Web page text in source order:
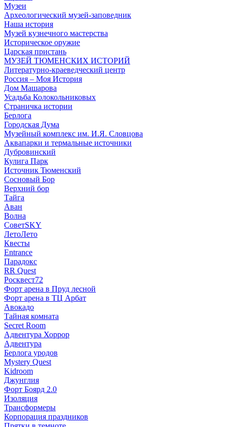
Музеи
Археологический музей-заповедник
Наша история
Музей кузнечного мастерства
Историческое оружие
Царская пристань
МУЗЕЙ ТЮМЕНСКИХ ИСТОРИЙ
Литературно-краеведческий центр
Россия – Моя История
Дом Машарова
Усадьба Колокольниковых
Страничка истории
Берлога
Городская Дума
Музейный комплекс им. И.Я. Словцова
Аквапарки и термальные источники
Дубровинский
Кулига Парк
Источник Тюменский
Сосновый Бор
Верхний бор
Тайга
Аван
Волна
СоветSKY
ЛетоЛето
Квесты
Entrance
Парадокс
RR Quest
Росквест72
Форт арена в Пруд лесной
Форт арена в ТЦ Арбат
Авокадо
Тайная комната
Secret Room
Адвентура Хоррор
Адвентура
Берлога уродов
Mystery Quest
Kidroom
Джунглия
Форт Боярд 2.0
Изоляция
Трансформеры
Корпорация праздников